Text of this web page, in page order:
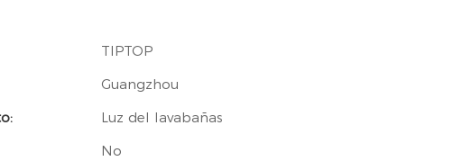
TIPTOP
Guangzhou
Luz del lavabañas
No